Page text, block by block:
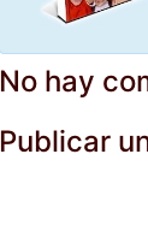
No hay
Publicar